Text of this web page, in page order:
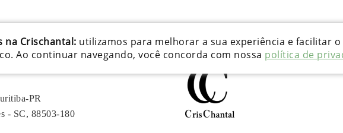
PR
- SC, 88503-180
na Crischantal: utilizamos para melhorar a sua experiência e facilitar o
Ao continuar navegando, você concorda com nossa política de